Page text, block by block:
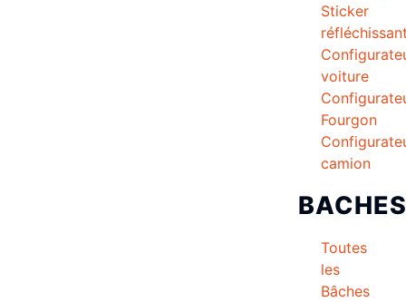
Sticker
voiture
Fourgon
camion
BACHES
Toutes
les
Bâches